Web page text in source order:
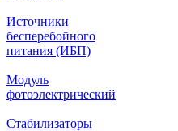
Источники
бесперебойного
питания (ИБП)
Модуль
фотоэлектрический
Стабилизаторы